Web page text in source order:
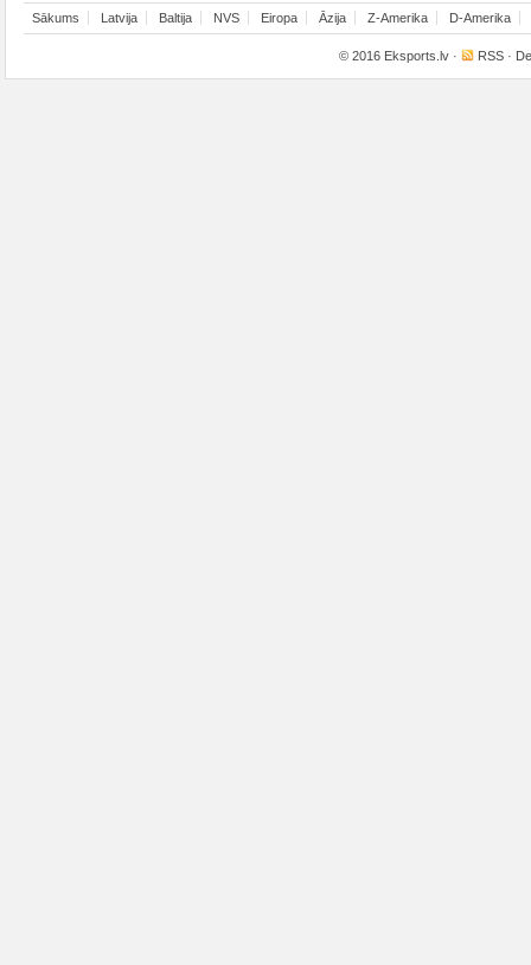
Sākums Latvija Baltija NVS Eiropa Āzija Z-Amerika D-Amerika
© 2016 Eksports.lv · RSS ·